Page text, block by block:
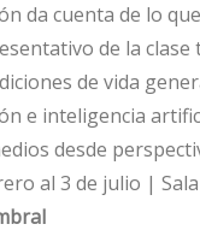
da cuenta de lo
de la clase
de vida
e inteligencia
desde
al 3 de julio | Sala